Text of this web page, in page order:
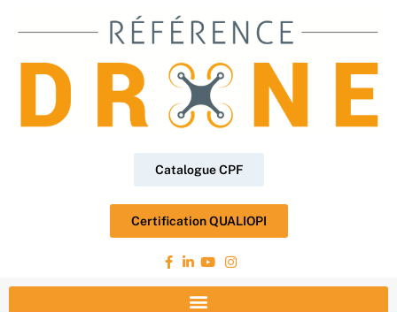
Catalogue CPF
Certification QUALIOPI